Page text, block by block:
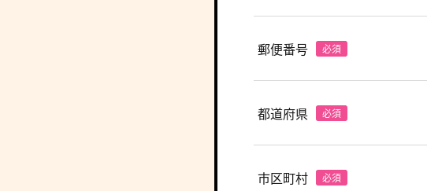
郵便番号
都道府県
市区町村